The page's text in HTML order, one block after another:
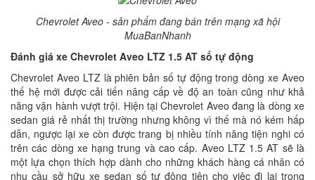
Chevrolet Aveo - sản phẩm đang bán trên mạng xã hội
MuaBanNhanh
Đánh giá xe Chevrolet Aveo LTZ 1.5 AT số tự động
Chevrolet Aveo LTZ là phiên bản số tự động trong dòng xe Aveo
thế hệ mới được cải tiến nâng cấp về độ an toàn cũng như khả
năng vận hành vượt trội. Hiện tại Chevrolet Aveo đang là dòng xe
sedan giá rẻ nhất thị trường nhưng không vì thế mà nó kém hấp
dẫn, ngược lại xe còn được trang bị nhiều tính năng tiện nghi có
trên các dòng xe hạng trung và cao cấp. Aveo LTZ 1.5 AT sẽ là
một lựa chọn thích hợp dành cho những khách hàng cá nhân có
nhu cầu sở hữu xe sedan số tự động tiện cho việc đi lại trong